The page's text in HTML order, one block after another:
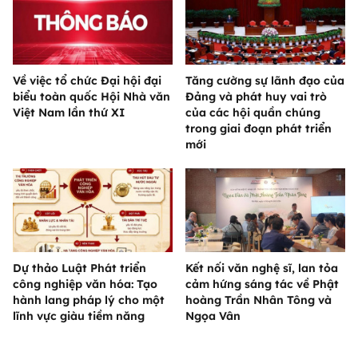
Về việc tổ chức Đại hội đại
biểu toàn quốc Hội Nhà văn
Việt Nam lần thứ XI
Tăng cường sự lãnh đạo của
Đảng và phát huy vai trò
của các hội quần chúng
trong giai đoạn phát triển
mới
Dự thảo Luật Phát triển
công nghiệp văn hóa: Tạo
hành lang pháp lý cho một
lĩnh vực giàu tiềm năng
Kết nối văn nghệ sĩ, lan tỏa
cảm hứng sáng tác về Phật
hoàng Trần Nhân Tông và
Ngọa Vân